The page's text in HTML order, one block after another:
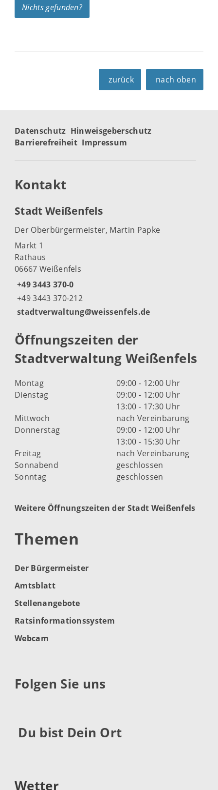
Nichts gefunden?
zurück nach oben
Datenschutz Hinweisgeberschutz
Barrierefreiheit Impressum
Kontakt
Stadt Weißenfels
Der Oberbürgermeister, Martin Papke
Markt 1
Rathaus
06667 Weißenfels
+49 3443 370-0
+49 3443 370-212
stadtverwaltung@weissenfels.de
Öffnungszeiten der
Stadtverwaltung Weißenfels
Montag
09:00 - 12:00 Uhr
Dienstag
09:00 - 12:00 Uhr
13:00 - 17:30 Uhr
Mittwoch
nach Vereinbarung
Donnerstag
09:00 - 12:00 Uhr
13:00 - 15:30 Uhr
Freitag
nach Vereinbarung
Sonnabend
geschlossen
Sonntag
geschlossen
Weitere Öffnungszeiten der Stadt Weißenfels
Themen
Der Bürgermeister
Amtsblatt
Stellenangebote
Ratsinformationssystem
Webcam
Folgen Sie uns
Du bist Dein Ort
Wetter